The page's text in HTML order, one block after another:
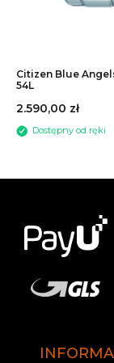
Citizen Blue
54L
2.590,00 zł